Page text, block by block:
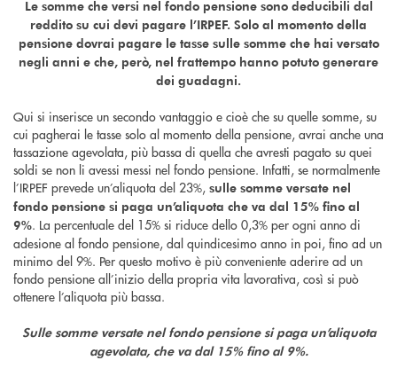
Le somme che versi nel fondo pensione sono deducibili dal
reddito su cui devi pagare l’IRPEF. Solo al momento della
pensione dovrai pagare le tasse sulle somme che hai versato
negli anni e che, però, nel frattempo hanno potuto generare
dei guadagni.
Qui si inserisce un secondo vantaggio e cioè che su quelle somme, su
cui pagherai le tasse solo al momento della pensione, avrai anche una
tassazione agevolata, più bassa di quella che avresti pagato su quei
soldi se non li avessi messi nel fondo pensione. Infatti, se normalmente
l’IRPEF prevede un’aliquota del 23%, sulle somme versate nel
fondo pensione si paga un’aliquota che va dal 15% fino al
9%. La percentuale del 15% si riduce dello 0,3% per ogni anno di
adesione al fondo pensione, dal quindicesimo anno in poi, fino ad un
minimo del 9%. Per questo motivo è più conveniente aderire ad un
fondo pensione all’inizio della propria vita lavorativa, così si può
ottenere l’aliquota più bassa.
Sulle somme versate nel fondo pensione si paga un’aliquota
agevolata, che va dal 15% fino al 9%.